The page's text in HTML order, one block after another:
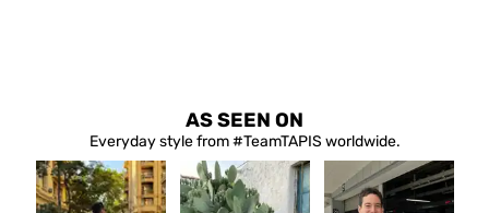
AS SEEN ON
Everyday style from #TeamTAPIS worldwide.